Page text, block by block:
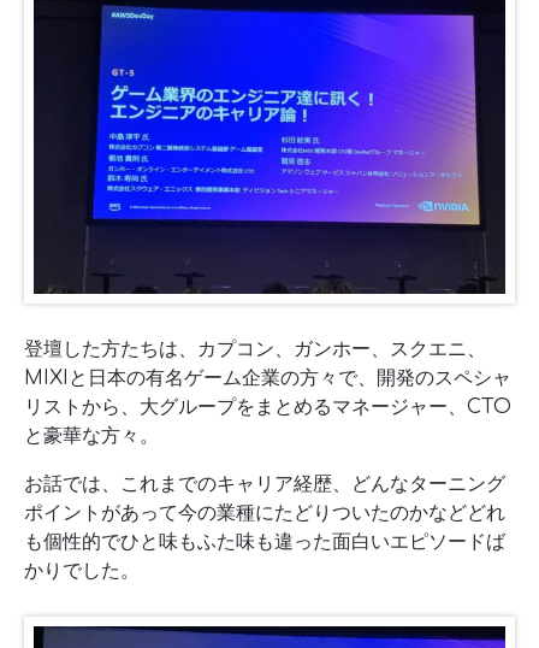
登壇した方たちは、カプコン、ガンホー、スクエニ、
MIXIと日本の有名ゲーム企業の方々で、開発のスペシャ
リストから、大グループをまとめるマネージャー、CTO
と豪華な方々。
お話では、これまでのキャリア経歴、どんなターニング
ポイントがあって今の業種にたどりついたのかなどどれ
も個性的でひと味もふた味も違った面白いエピソードば
かりでした。